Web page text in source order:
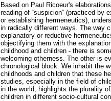
Based on Paul Ricoeur's
reading of “suspicion” (practiced by
or establishing hermeneutics),
in radically different ways. The way
explanatory or reductive
objectifying them with the
childhood and children - there is
welcoming otherness. The other is
chronological block. We inhabit the
childhoods and children that these
studies, especially in the field of
in the world, highlights the plurality
children in different socio-cultural